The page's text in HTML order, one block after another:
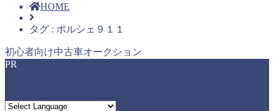
HOME
タグ : ポルシェ９１１
初心者向け中古車オークション
PR